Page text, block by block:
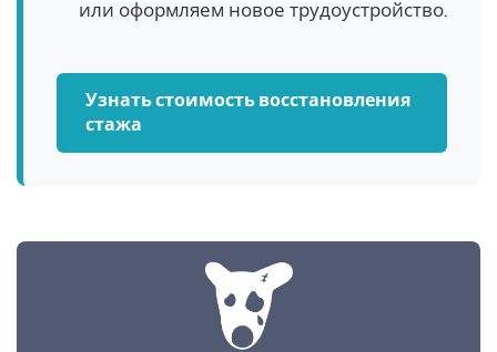
или оформляем новое трудоустройство.
Узнать стоимость восстановления
стажа